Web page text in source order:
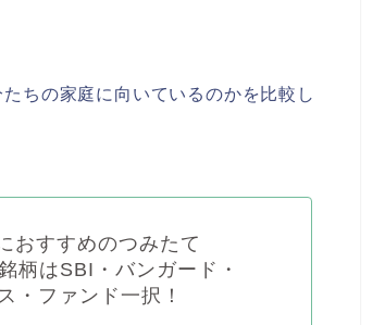
ちの家庭に向いているのかを比較し
おすすめのつみたて
柄はSBI・バンガード・
・ファンド一択！